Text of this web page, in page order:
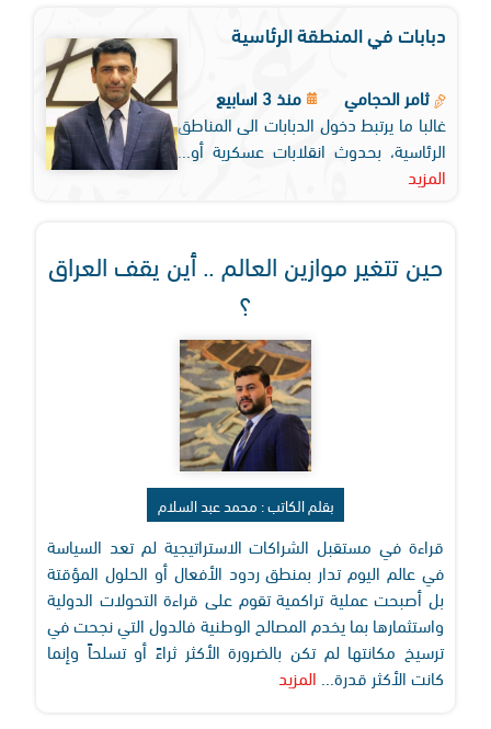
دبابات في المنطقة الرئاسية
ثامر الحجامي
منذ 3 اسابيع
غالبا ما يرتبط دخول الدبابات الى المناطق
الرئاسية، بحدوث انقلابات عسكرية أو...
المزيد
حين تتغير موازين العالم .. أين يقف العراق
؟
بقلم الكاتب : محمد عبد السلام
قراءة في مستقبل الشراكات الاستراتيجية لم تعد السياسة
في عالم اليوم تدار بمنطق ردود الأفعال أو الحلول المؤقتة
بل أصبحت عملية تراكمية تقوم على قراءة التحولات الدولية
واستثمارها بما يخدم المصالح الوطنية فالدول التي نجحت في
ترسيخ مكانتها لم تكن بالضرورة الأكثر ثراءً أو تسلحاً وإنما
كانت الأكثر قدرة... المزيد